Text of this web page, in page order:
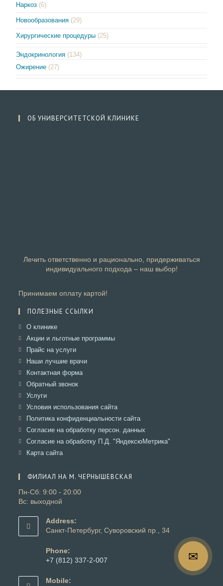
Наркоз (6)
Новообразования (29)
Хирургические процедуры (25)
Эндокринология (134)
Ожирение (27)
ОБ УНИВЕРСИТЕТСКОЙ КЛИНИКЕ
Лечить ответственно и рационально, придерживаться
индивидуального подхода – наш выбор!
Принимаем оплату картой!
ПОЛЕЗНЫЕ ССЫЛКИ
О клиникеОткроется
в
вкладке
Акции и льготные программыОткроется
Прайс на услугиОткроется
в
вкладке
Наши лучшие врачиОткроется
Контактная формаОткроется
Обратный звонокОткроется
вкладке
УслугиОткроется
в
вкладке
Условия использования сайтаОткроется
в
вкладке
Политика конфиденциальности сайтаОткроется
в
новой
вкладке
Согласие на обработку персон. данных
в
Согласие на обработку П.Д. "ЯндексюМетрика"
Карта сайтаОткроется
вкладке
ФИЛИАЛ НА М. ЧЕРНЫШЕВСКАЯ
Пн-Сб: 9:00 - 20:00
Вс: выходной
Address:
Санкт-Петербург, Суворовский пр., 34
Phone:
+7 (812) 337-2-007
в
Mobile:
✉